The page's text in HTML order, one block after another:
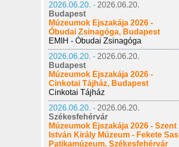
2026.06.20. - 2026.06.20.
Budapest
Múzeumok Éjszakája 2026 -
Óbudai Zsinagóga, Budapest
EMIH - Óbudai Zsinagóga
2026.06.20. - 2026.06.20.
Budapest
Múzeumok Éjszakája 2026 -
Cinkotai Tájház, Budapest
Cinkotai Tájház
2026.06.20. - 2026.06.20.
Székesfehérvár
Múzeumok Éjszakája 2026 - Szent
István Király Múzeum - Fekete Sas
Patikamúzeum, Székesfehérvár